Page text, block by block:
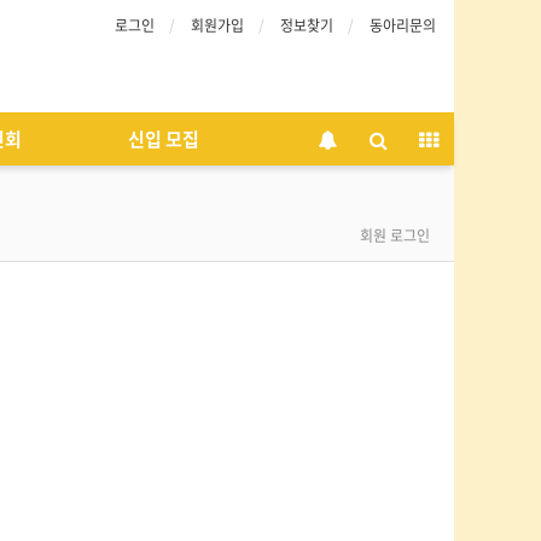
로그인 회원가입 정보찾기 동아리문의
신입 모집
회원 로그인